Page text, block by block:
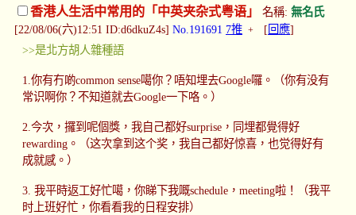
香港人生活中常用的「中英夹杂式粤语」 名稱: 無名氏
[22/08/06(六)12:51 ID:d6dkuZ4s] No.191691 7推 + [ 回應]
>>是北方胡人雜種語
1.你有冇啲common sense噶你？唔知埋去Google囉。（你有没有
常识啊你？不知道就去Google一下咯。）
2.今次，攞到呢個獎，我自己都好surprise，同埋都覺得好
rewarding。（这次拿到这个奖，我自己都好惊喜，也觉得好有
成就感。）
3. 我平時返工好忙噶，你睇下我嘅schedule，meeting啦！（我平
时上班好忙，你看看我的日程安排）